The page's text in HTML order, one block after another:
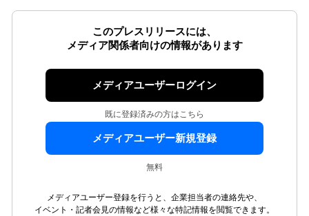
このプレスリリースには、
メディア関係者向けの情報があります
メディアユーザーログイン
既に登録済みの方はこちら
メディアユーザー新規登録
無料
メディアユーザー登録を行うと、企業担当者の連絡先や、
イベント・記者会見の情報など様々な特記情報を閲覧できます。